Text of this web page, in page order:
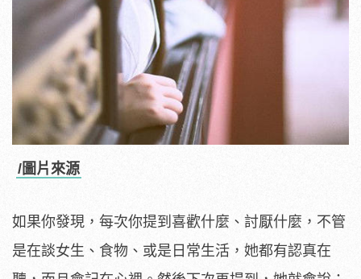
/圖片來源
如果你發現，每次你提到喜歡什麼、討厭什麼，不管
是在談女生、食物、或是日常生活，她都有認真在